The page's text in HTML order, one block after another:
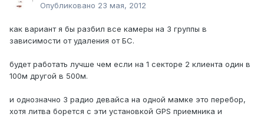
Опубликовано 23 мая, 2012
как вариант я бы разбил все камеры на 3 группы в
зависимости от удаления от БС.
будет работать лучше чем если на 1 секторе 2 клиента один в
100м другой в 500м.
и однозначно 3 радио девайса на одной мамке это перебор,
хотя литва борется с эти установкой GPS приемника и